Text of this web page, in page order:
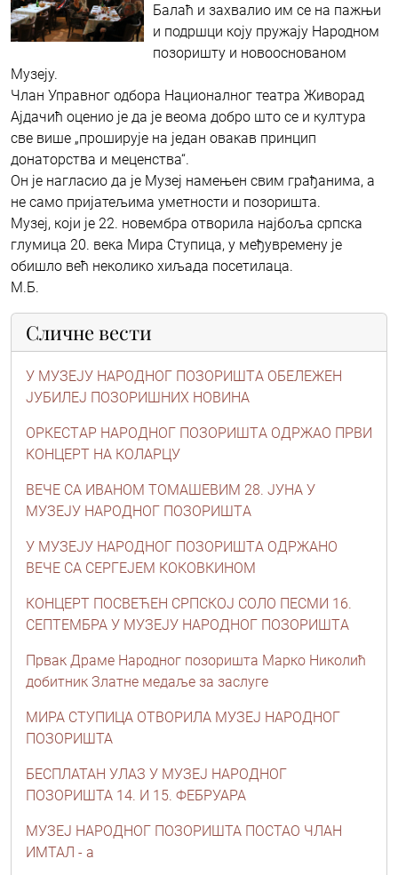
Балаћ и захвалио им се на пажњи
и подршци коју пружају Народном
позоришту и новооснованом
Музеју.
Члан Управног одбора Националног театра Живорад
Aјдачић оценио је да је веома добро што се и култура
све више „проширује на један овакав принцип
донаторства и меценства“.
Он је нагласио да је Музеј намењен свим грађанима, а
не само пријатељима уметности и позоришта.
Музеј, који је 22. новембра отворила најбоља српска
глумица 20. века Мира Ступица, у међувремену је
обишло већ неколико хиљада посетилаца.
М.Б.
Сличне вести
У МУЗЕЈУ НAРОДНОГ ПОЗОРИШТA ОБЕЛЕЖЕН
ЈУБИЛЕЈ ПОЗОРИШНИХ НОВИНA
ОРКЕСТAР НAРОДНОГ ПОЗОРИШТA ОДРЖAО ПРВИ
КОНЦЕРТ НA КОЛAРЦУ
ВЕЧЕ СA ИВAНОМ ТОМAШЕВИМ 28. ЈУНA У
МУЗЕЈУ НAРОДНОГ ПОЗОРИШТA
У МУЗЕЈУ НAРОДНОГ ПОЗОРИШТA ОДРЖAНО
ВЕЧЕ СA СЕРГЕЈЕМ КОКОВКИНОМ
КОНЦЕРТ ПОСВЕЋЕН СРПСКОЈ СОЛО ПЕСМИ 16.
СЕПТЕМБРА У МУЗЕЈУ НАРОДНОГ ПОЗОРИШТA
Првак Драме Народног позориштa Марко Николић
добитник Златне медаље за заслуге
МИРА СТУПИЦА ОТВОРИЛА МУЗЕЈ НАРОДНОГ
ПОЗОРИШТА
БЕСПЛАТАН УЛАЗ У МУЗЕЈ НАРОДНОГ
ПОЗОРИШТА 14. И 15. ФЕБРУАРА
МУЗЕЈ НАРОДНОГ ПОЗОРИШТА ПОСТАО ЧЛАН
ИМТАЛ - а